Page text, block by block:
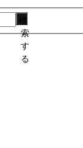
索
す
る